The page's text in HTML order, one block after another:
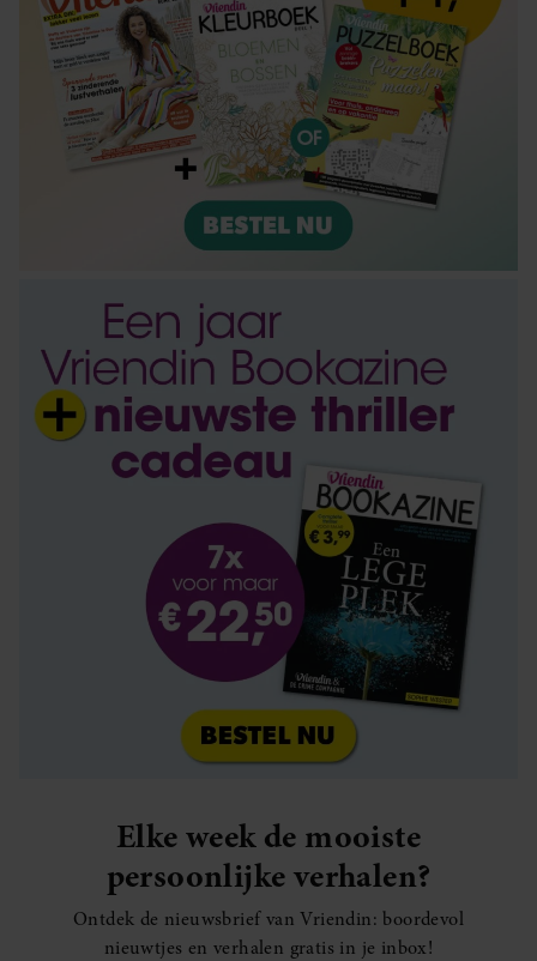
Elke week de mooiste
persoonlijke verhalen?
Ontdek de nieuwsbrief van Vriendin: boordevol
nieuwtjes en verhalen gratis in je inbox!